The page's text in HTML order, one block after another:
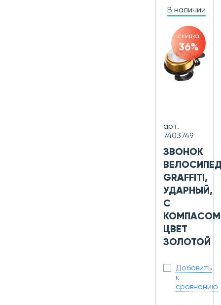
В наличии
скидка
36%
арт.
7403749
ЗВОНОК
GRAFFITI,
УДАРНЫЙ,
С
ЦВЕТ
ЗОЛОТОЙ
Добавить
к
сравнению